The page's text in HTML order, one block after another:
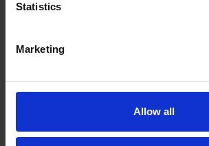
Statistics
Marketing
Allow all
Automatiserad drift
Bygger på MKR ET-plattformen
Typiska applikationer